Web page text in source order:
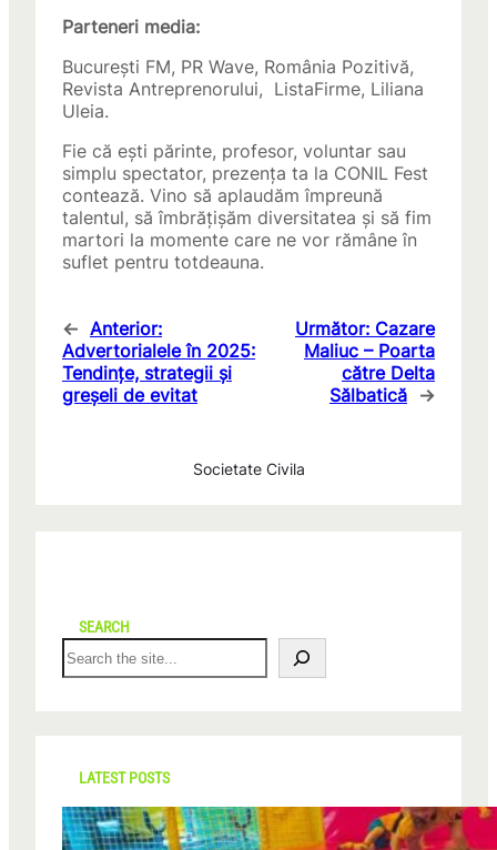
Parteneri media:
București FM, PR Wave, România Pozitivă,
Revista Antreprenorului, ListaFirme, Liliana
Uleia.
Fie că ești părinte, profesor, voluntar sau
simplu spectator, prezența ta la CONIL Fest
contează. Vino să aplaudăm împreună
talentul, să îmbrățișăm diversitatea și să fim
martori la momente care ne vor rămâne în
suflet pentru totdeauna.
← Anterior:
Advertorialele în 2025:
Tendințe, strategii și
greșeli de evitat
Următor: Cazare
Maliuc – Poarta
către Delta
Sălbatică →
Societate Civila
SEARCH
S
e
r
c
LATEST POSTS